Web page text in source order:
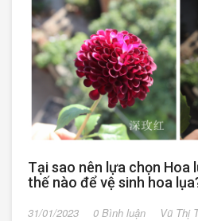
Tại sao nên lựa chọn Hoa
thế nào để vệ sinh hoa
31/01/2023 0 Bình luận Vũ Thị